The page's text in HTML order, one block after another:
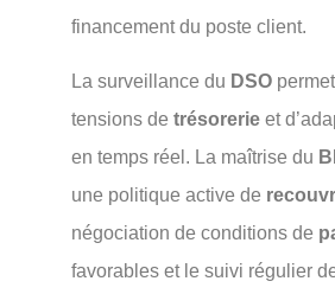
financement du poste client.
La surveillance du DSO
tensions de trésorerie et
en temps réel. La maîtrise du
une politique active de
négociation de conditions de
favorables et le suivi régulier